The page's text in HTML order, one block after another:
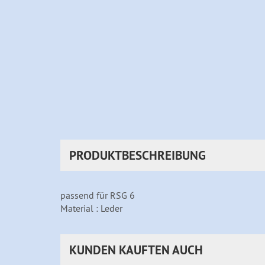
PRODUKTBESCHREIBUNG
passend für RSG 6
Material : Leder
KUNDEN KAUFTEN AUCH